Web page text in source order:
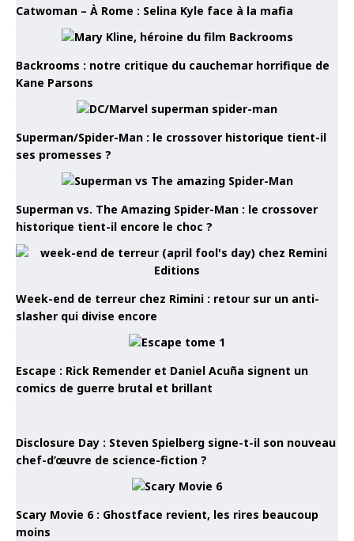
Catwoman – À Rome : Selina Kyle face à la mafia
Backrooms : notre critique du cauchemar horrifique de
Kane Parsons
Superman/Spider-Man : le crossover historique tient-il
ses promesses ?
Superman vs. The Amazing Spider-Man : le crossover
historique tient-il encore le choc ?
Week-end de terreur chez Rimini : retour sur un anti-
slasher qui divise encore
Escape : Rick Remender et Daniel Acuña signent un
comics de guerre brutal et brillant
Disclosure Day : Steven Spielberg signe-t-il son nouveau
chef-d’œuvre de science-fiction ?
Scary Movie 6 : Ghostface revient, les rires beaucoup
moins